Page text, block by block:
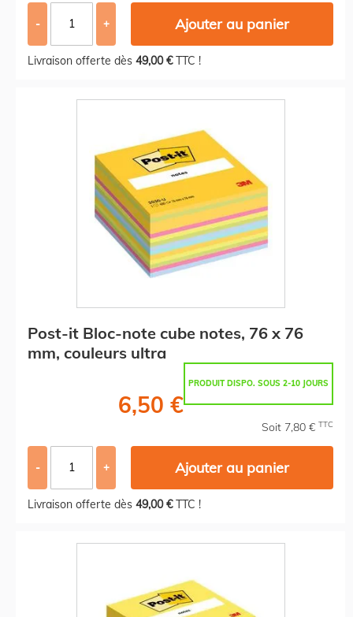
- + Ajouter au panier
Livraison offerte dès 49,00 €TTC !
Post-it Bloc-note cube notes, 76 x 76
mm, couleurs ultra
PRODUIT DISPO. SOUS 2-10 JOURS
6,50 €
Soit 7,80 € TTC
- + Ajouter au panier
Livraison offerte dès 49,00 €TTC !